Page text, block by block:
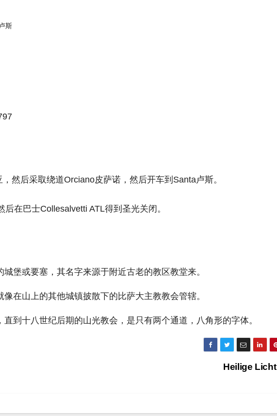
斯
然后采取绕道Orciano皮萨诺，然后开车到Santa卢斯。
在巴士Collesalvetti ATL得到圣光关闭。
堡或要塞，其名字来源于附近古老的教区教堂来。
在山上的其他城镇披散下的比萨大主教教会管辖。
到十八世纪后期的山光教会，是只有两个通道，八角形的字体。
Heilige Licht